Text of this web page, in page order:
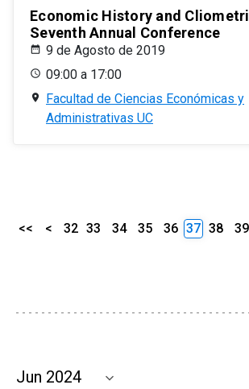
Economic History and
Seventh Annual Conference
9 de Agosto de 2019
09:00 a 17:00
Facultad de Ciencias Económicas y
Administrativas UC
<< < 32 33 34 35 36 37 38 39